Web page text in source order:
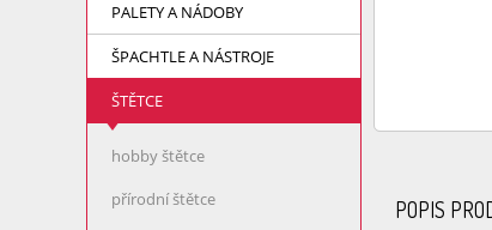
PALETY A NÁDOBY
ŠPACHTLE A NÁSTROJE
ŠTĚTCE
hobby štětce
přírodní štětce
POPIS